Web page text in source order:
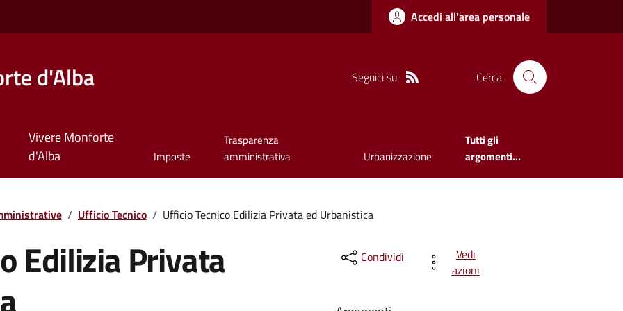
Accedi all'area personale
d'Alba Seguici su Cerca
Vivere Monforte
d'Alba
Imposte
Trasparenza
amministrativa
Urbanizzazione
Tutti gli
argomenti...
/ Ufficio Tecnico / Ufficio Tecnico Edilizia Privata ed Urbanistica
Edilizia Privata
Condividi
Vedi
azioni